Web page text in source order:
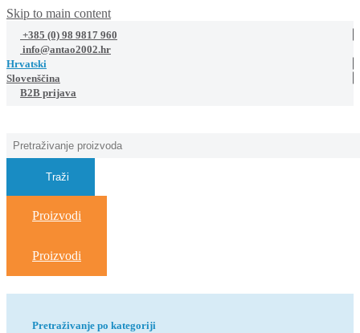
Skip to main content
+385 (0) 98 9817 960
info@antao2002.hr
Hrvatski
Slovenščina
B2B prijava
Traži
Proizvodi
Proizvodi
Pretraživanje po kategoriji